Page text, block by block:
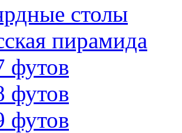
столы
пирамида
футов
футов
футов